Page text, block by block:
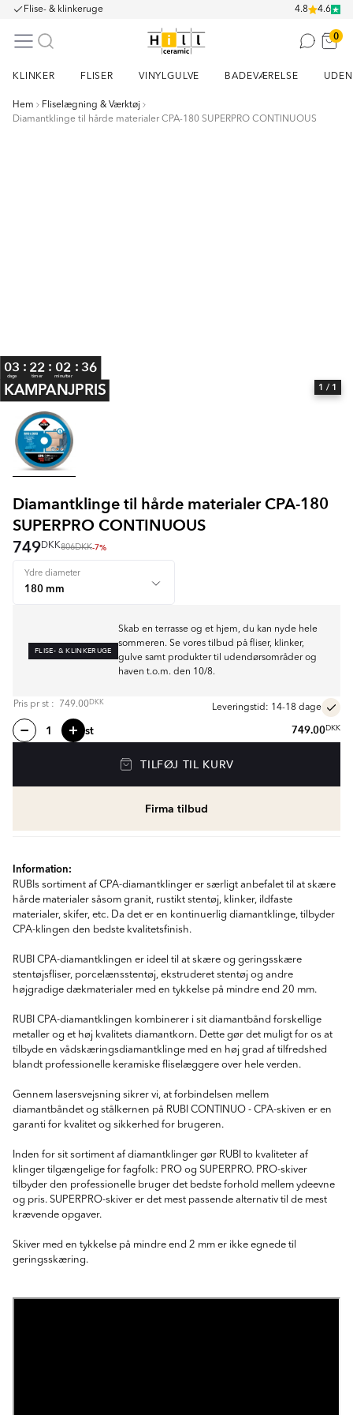
Flise- & klinkeruge 4.8 4.6
0
KLINKER FLISER VINYLGULVE BADEVÆRELSE
Hem
Fliselægning & Værktøj
Diamantklinge til hårde materialer CPA-180 SUPERPRO CONTINUOUS
03
dage
: 22
timer
: 02
minutter
:36
KAMPANJPRIS 1 / 1
Diamantklinge til hårde materialer CPA-180
SUPERPRO CONTINUOUS
749DKK806DKK-7%
Ydre diameter
FLISE- & KLINKERUGE
Skab en terrasse og et hjem, du kan nyde hele
sommeren. Se vores tilbud på fliser, klinker,
gulve samt produkter til udendørsområder og
haven t.o.m. den 10/8.
Pris pr st : 749.00DKK
Leveringstid: 14-18 dage
st 749.00DKK
TILFØJ TIL KURV
Firma tilbud
Information:
RUBIs sortiment af CPA-diamantklinger er særligt anbefalet til at skære
hårde materialer såsom granit, rustikt stentøj, klinker, ildfaste
materialer, skifer, etc. Da det er en kontinuerlig diamantklinge, tilbyder
CPA-klingen den bedste kvalitetsfinish.
RUBI CPA-diamantklingen er ideel til at skære og geringsskære
stentøjsfliser, porcelænsstentøj, ekstruderet stentøj og andre
højgradige dækmaterialer med en tykkelse på mindre end 20 mm.
RUBI CPA-diamantklingen kombinerer i sit diamantbånd forskellige
metaller og et høj kvalitets diamantkorn. Dette gør det muligt for os at
tilbyde en vådskæringsdiamantklinge med en høj grad af tilfredshed
blandt professionelle keramiske fliselæggere over hele verden.
Gennem lasersvejsning sikrer vi, at forbindelsen mellem
diamantbåndet og stålkernen på RUBI CONTINUO - CPA-skiven er en
garanti for kvalitet og sikkerhed for brugeren.
Inden for sit sortiment af diamantklinger gør RUBI to kvaliteter af
klinger tilgængelige for fagfolk: PRO og SUPERPRO. PRO-skiver
tilbyder den professionelle bruger det bedste forhold mellem ydeevne
og pris. SUPERPRO-skiver er det mest passende alternativ til de mest
krævende opgaver.
Skiver med en tykkelse på mindre end 2 mm er ikke egnede til
geringsskæring.